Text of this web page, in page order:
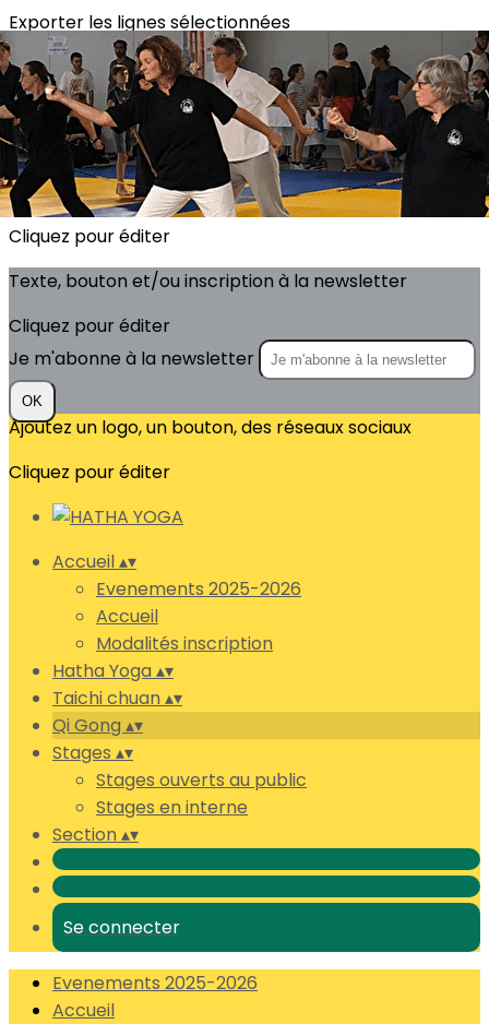
Exporter les lignes sélectionnées
Exporter toutes les colonnes
Exporter uniquement les colonnes affichées
Menu
?>
Images de la page d'accueil
Cliquez pour éditer
Texte, bouton et/ou inscription à la newsletter
Cliquez pour éditer
Je m'abonne à la newsletter
OK
Ajoutez un logo, un bouton, des réseaux sociaux
Cliquez pour éditer
Accueil▴▾
Evenements 2025-2026
Accueil
Modalités inscription
Hatha Yoga▴▾
Taichi chuan▴▾
Qi Gong ▴▾
Stages ▴▾
Stages ouverts au public
Stages en interne
Section▴▾
Se connecter
Evenements 2025-2026
Accueil